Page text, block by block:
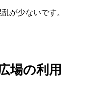
が少ないです。
場の利用